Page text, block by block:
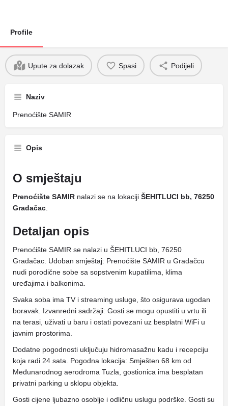
Profile
Upute za dolazak Spasi Podijeli
Naziv
Prenoćište SAMIR
Opis
O smještaju
Prenoćište SAMIR nalazi se na lokaciji ŠEHITLUCI bb, 76250
Gradačac
Detaljan opis
Prenoćište SAMIR se nalazi u ŠEHITLUCI bb, 76250
Gradačac. Udoban smještaj: Prenoćište SAMIR u Gradačcu
nudi porodične sobe sa sopstvenim kupatilima, klima
uređajima i balkonima.
Svaka soba ima TV i streaming usluge, što osigurava ugodan
boravak. Izvanredni sadržaji: Gosti se mogu opustiti u vrtu ili
na terasi, uživati ​​u baru i ostati povezani uz besplatni WiFi u
javnim prostorima.
Dodatne pogodnosti uključuju hidromasažnu kadu i recepciju
koja radi 24 sata. Pogodna lokacija: Smješten 68 km od
Međunarodnog aerodroma Tuzla, gostionica ima besplatan
privatni parking u sklopu objekta.
Gosti cijene ljubazno osoblje i odličnu uslugu podrške. Gosti su